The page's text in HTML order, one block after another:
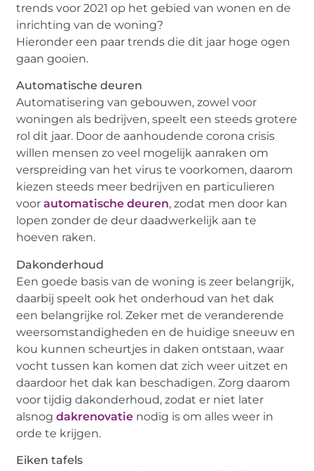
trends voor 2021 op het gebied van wonen en de
inrichting van de woning?
Hieronder een paar trends die dit jaar hoge ogen
gaan gooien.
Automatische deuren
Automatisering van gebouwen, zowel voor
woningen als bedrijven, speelt een steeds grotere
rol dit jaar. Door de aanhoudende corona crisis
willen mensen zo veel mogelijk aanraken om
verspreiding van het virus te voorkomen, daarom
kiezen steeds meer bedrijven en particulieren
voorautomatische deuren, zodat men door kan
lopen zonder de deur daadwerkelijk aan te
hoeven raken.
Dakonderhoud
Een goede basis van de woning is zeer belangrijk,
daarbij speelt ook het onderhoud van het dak
een belangrijke rol. Zeker met de veranderende
weersomstandigheden en de huidige sneeuw en
kou kunnen scheurtjes in daken ontstaan, waar
vocht tussen kan komen dat zich weer uitzet en
daardoor het dak kan beschadigen. Zorg daarom
voor tijdig dakonderhoud, zodat er niet later
alsnogdakrenovatie nodig is om alles weer in
orde te krijgen.
Eiken tafels